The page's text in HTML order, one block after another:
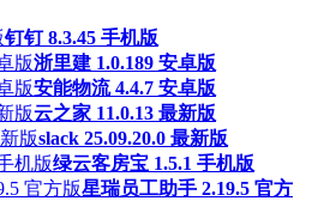
钉钉 8.3.45 手机版
浙里建 1.0.189 安卓版
安能物流 4.4.7 安卓版
云之家 11.0.13 最新版
slack 25.09.20.0 最新版
绿云客房宝 1.5.1 手机版
星瑞员工助手 2.19.5 官方